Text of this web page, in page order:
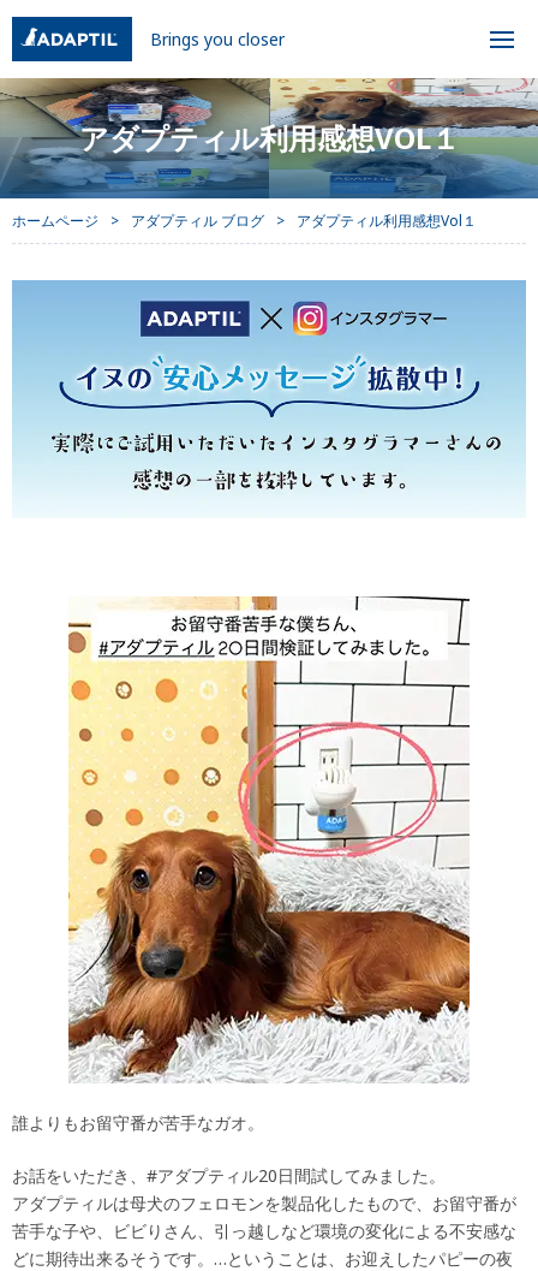
Brings you closer
アダプティル利用感想VOL１
ホームページ アダプティル ブログ アダプティル利用感想Vol１
誰よりもお留守番が苦手なガオ。
お話をいただき、#アダプティル20日間試してみました。
アダプティルは母犬のフェロモンを製品化したもので、お留守番が
苦手な子や、ビビりさん、引っ越しなど環境の変化による不安感な
どに期待出来るそうです。…ということは、お迎えしたパピーの夜